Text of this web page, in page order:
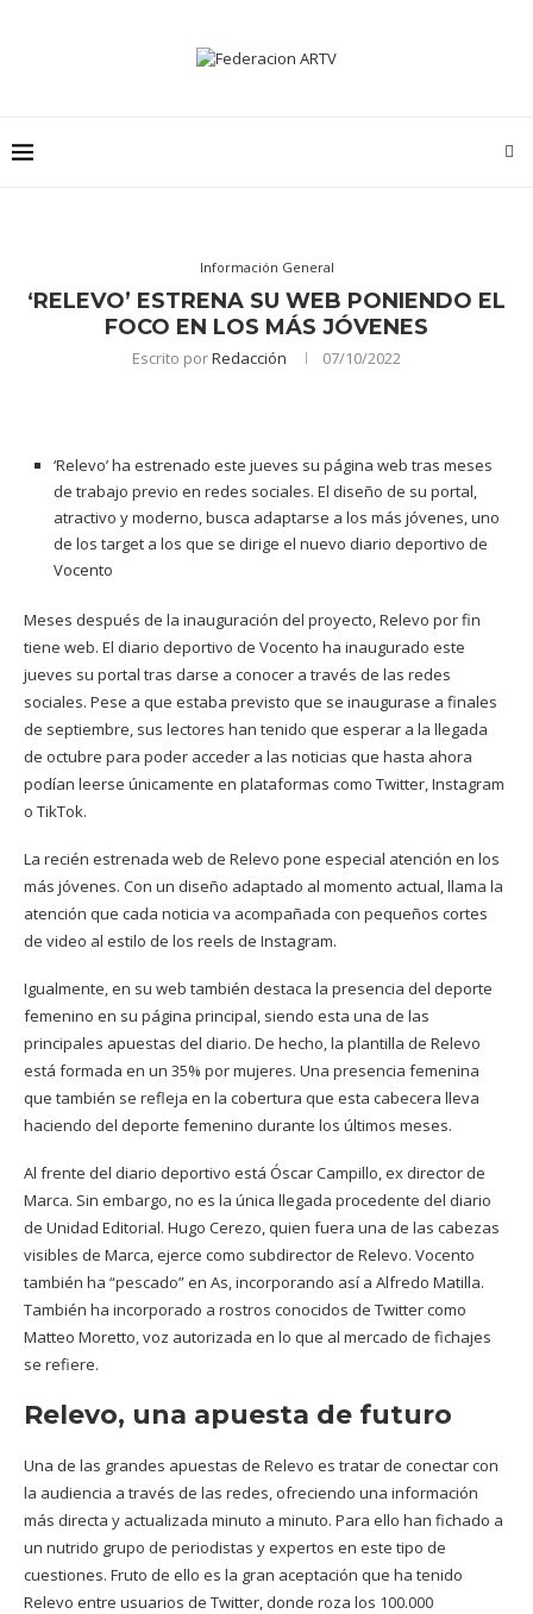
Información General
‘RELEVO’ ESTRENA SU WEB PONIENDO EL
FOCO EN LOS MÁS JÓVENES
Escrito porRedacción 07/10/2022
‘Relevo’ ha estrenado este jueves su página web tras meses
de trabajo previo en redes sociales. El diseño de su portal,
atractivo y moderno, busca adaptarse a los más jóvenes, uno
de los target a los que se dirige el nuevo diario deportivo de
Vocento
Meses después de la inauguración del proyecto, Relevo por fin
tiene web. El diario deportivo de Vocento ha inaugurado este
jueves su portal tras darse a conocer a través de las redes
sociales. Pese a que estaba previsto que se inaugurase a finales
de septiembre, sus lectores han tenido que esperar a la llegada
de octubre para poder acceder a las noticias que hasta ahora
podían leerse únicamente en plataformas como Twitter, Instagram
o TikTok.
La recién estrenada web de Relevo pone especial atención en los
más jóvenes. Con un diseño adaptado al momento actual, llama la
atención que cada noticia va acompañada con pequeños cortes
de video al estilo de los reels de Instagram.
Igualmente, en su web también destaca la presencia del deporte
femenino en su página principal, siendo esta una de las
principales apuestas del diario. De hecho, la plantilla de Relevo
está formada en un 35% por mujeres. Una presencia femenina
que también se refleja en la cobertura que esta cabecera lleva
haciendo del deporte femenino durante los últimos meses.
Al frente del diario deportivo está Óscar Campillo, ex director de
Marca. Sin embargo, no es la única llegada procedente del diario
de Unidad Editorial. Hugo Cerezo, quien fuera una de las cabezas
visibles de Marca, ejerce como subdirector de Relevo. Vocento
también ha “pescado” en As, incorporando así a Alfredo Matilla.
También ha incorporado a rostros conocidos de Twitter como
Matteo Moretto, voz autorizada en lo que al mercado de fichajes
se refiere.
Relevo, una apuesta de futuro
Una de las grandes apuestas de Relevo es tratar de conectar con
la audiencia a través de las redes, ofreciendo una información
más directa y actualizada minuto a minuto. Para ello han fichado a
un nutrido grupo de periodistas y expertos en este tipo de
cuestiones. Fruto de ello es la gran aceptación que ha tenido
Relevo entre usuarios de Twitter, donde roza los 100.000